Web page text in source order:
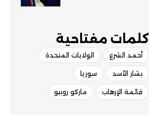
كلمات مفتاحية​
أحمد الشرع الولايات المتحدة
بشار الأسد سوريا
قائمة الإرهاب ماركو روبيو